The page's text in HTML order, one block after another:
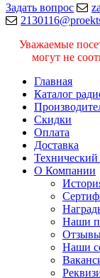
Задать вопрос
Уважаемые
могут не
Главная
Каталог
Скидки
Оплата
Доставка
О Компании
Наши
Наши